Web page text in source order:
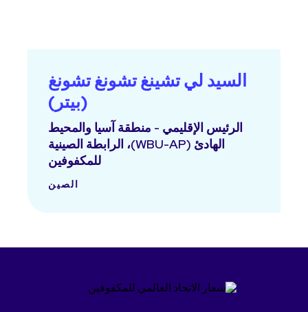
السيد لي تشينغ تشونغ تشونغ
(بيتر)
الرئيس الإقليمي - منطقة آسيا والمحيط
الهادئ (WBU-AP)، الرابطة الصينية
للمكفوفين
الصين